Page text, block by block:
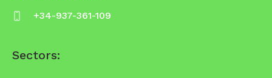
+34-937-361-109
Sectors: